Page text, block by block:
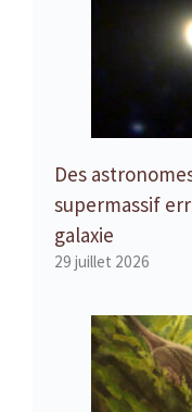
Des
supermassif
galaxie
29 juillet 2026